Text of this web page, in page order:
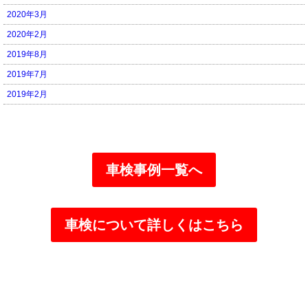
2020年3月
2020年2月
2019年8月
2019年7月
2019年2月
車検事例一覧へ
車検について詳しくはこちら